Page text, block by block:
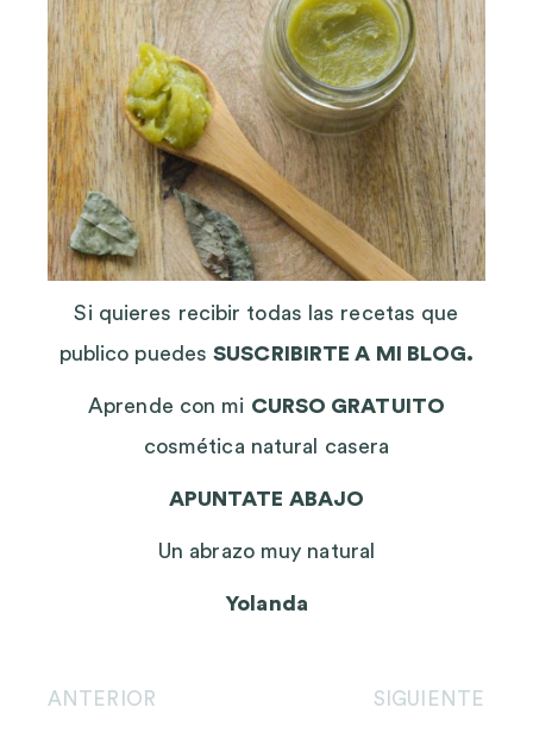
Si quieres recibir todas las recetas que
publico puedesSUSCRIBIRTE A MI BLOG.
Aprende con mi CURSO GRATUITO
cosmética natural casera
APUNTATE ABAJO
Un abrazo muy natural
Yolanda
ANTERIOR SIGUIENTE